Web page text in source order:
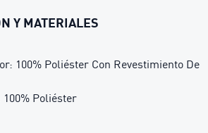
Y MATERIALES
100% Poliéster Con Revestimiento De
Poliéster